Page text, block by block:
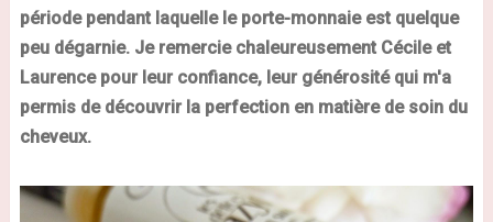
période pendant laquelle le porte-monnaie est quelque
peu dégarnie. Je remercie chaleureusement Cécile et
Laurence pour leur confiance, leur générosité qui m'a
permis de découvrir la perfection en matière de soin du
cheveux.